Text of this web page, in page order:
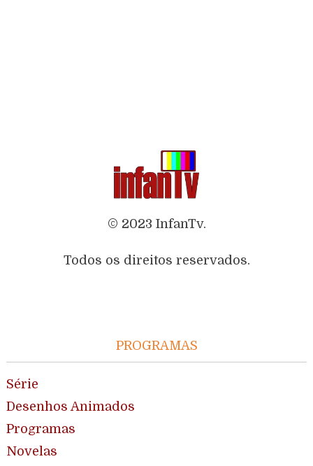
© 2023 InfanTv.
Todos os direitos reservados.
PROGRAMAS
Série
Desenhos Animados
Programas
Novelas